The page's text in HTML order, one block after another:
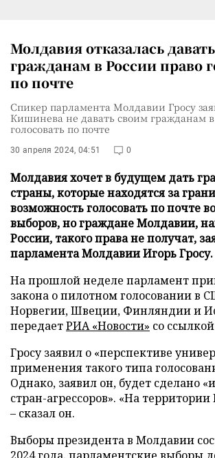
Молдавия отказалась
гражданам в России право
по почте
Спикер парламента Молдавии Гросу
Кишинева не давать своим гражданам
голосовать по почте
30 апреля 2024, 04:51 0
Молдавия хочет в будущем дать
страны, которые находятся за
возможность голосовать по почте
выборов, но граждане Молдавии,
России, такого права не получат,
парламента Молдавии Игорь Гросу.
На прошлой неделе парламент
закона о пилотном голосовании в
Норвегии, Швеции, Финляндии и
передаетРИА «Новости» со
Гросу заявил о «перспективе
применения такого типа
Однако, заявил он, будет сделано
стран-агрессоров». «На территории
– сказал он.
Выборы президента в Молдавии